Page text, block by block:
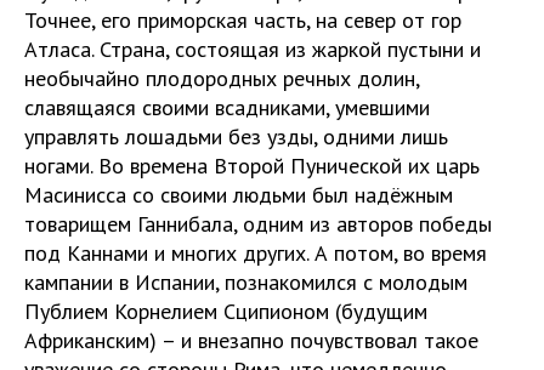
Точнее, его приморская часть, на север от гор
Атласа. Страна, состоящая из жаркой пустыни и
необычайно плодородных речных долин,
славящаяся своими всадниками, умевшими
управлять лошадьми без узды, одними лишь
ногами. Во времена Второй Пунической их царь
Масинисса со своими людьми был надёжным
товарищем Ганнибала, одним из авторов победы
под Каннами и многих других. А потом, во время
кампании в Испании, познакомился с молодым
Публием Корнелием Сципионом (будущим
Африканским) – и внезапно почувствовал такое